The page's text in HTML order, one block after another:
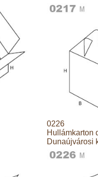
0226
Hullámkarton
Dunaújvárosi